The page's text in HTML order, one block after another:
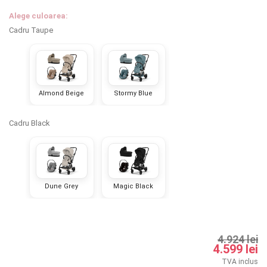
Informatii companie
Regulament giveaway
Showroom
Alege culoarea:
Cadru Taupe
Almond Beige Stormy Blue
Cadru Black
Dune Grey Magic Black
4.924 lei
4.599 lei
TVA inclus
5646 lei